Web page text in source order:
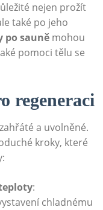
nejen prožít
také po jeho
po sauněmohou
pomoci tělu se
regeneraci
a uvolněné.
kroky, které
:
chladnému